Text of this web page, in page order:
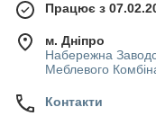
Працює з
м. Дніпро
Набережна
Меблевого
Контакти